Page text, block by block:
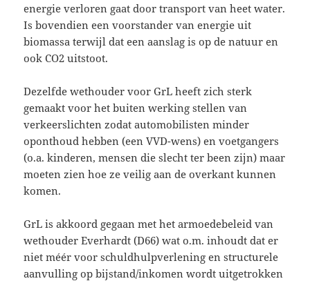
energie verloren gaat door transport van heet water.
Is bovendien een voorstander van energie uit
biomassa terwijl dat een aanslag is op de natuur en
ook CO2 uitstoot.
Dezelfde wethouder voor GrL heeft zich sterk
gemaakt voor het buiten werking stellen van
verkeerslichten zodat automobilisten minder
oponthoud hebben (een VVD-wens) en voetgangers
(o.a. kinderen, mensen die slecht ter been zijn) maar
moeten zien hoe ze veilig aan de overkant kunnen
komen.
GrL is akkoord gegaan met het armoedebeleid van
wethouder Everhardt (D66) wat o.m. inhoudt dat er
niet méér voor schuldhulpverlening en structurele
aanvulling op bijstand/inkomen wordt uitgetrokken